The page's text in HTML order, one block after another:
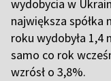
wydobycia w
największa spółka
roku wydobyła
samo co rok
wzrósł o 3,8%.